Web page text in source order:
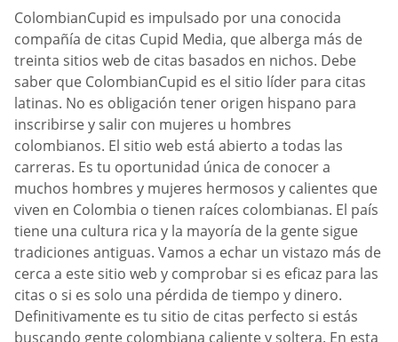
ColombianCupid es impulsado por una conocida
compañía de citas Cupid Media, que alberga más de
treinta sitios web de citas basados en nichos. Debe
saber que ColombianCupid es el sitio líder para citas
latinas. No es obligación tener origen hispano para
inscribirse y salir con mujeres u hombres
colombianos. El sitio web está abierto a todas las
carreras. Es tu oportunidad única de conocer a
muchos hombres y mujeres hermosos y calientes que
viven en Colombia o tienen raíces colombianas. El país
tiene una cultura rica y la mayoría de la gente sigue
tradiciones antiguas. Vamos a echar un vistazo más de
cerca a este sitio web y comprobar si es eficaz para las
citas o si es solo una pérdida de tiempo y dinero.
Definitivamente es tu sitio de citas perfecto si estás
buscando gente colombiana caliente y soltera. En esta